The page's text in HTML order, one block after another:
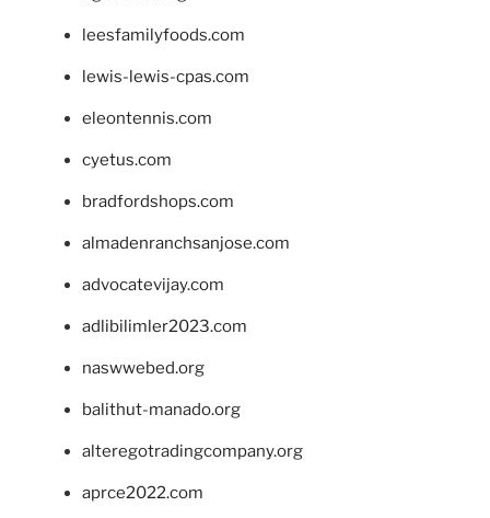
leesfamilyfoods.com
lewis-lewis-cpas.com
eleontennis.com
cyetus.com
bradfordshops.com
almadenranchsanjose.com
advocatevijay.com
adlibilimler2023.com
naswwebed.org
balithut-manado.org
alteregotradingcompany.org
aprce2022.com